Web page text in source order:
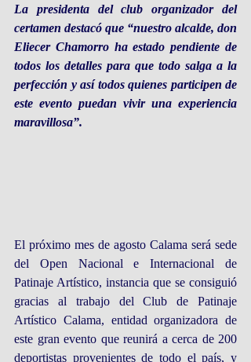
La presidenta del club organizador del
certamen destacó que “nuestro alcalde, don
Eliecer Chamorro ha estado pendiente de
todos los detalles para que todo salga a la
perfección y así todos quienes participen de
este evento puedan vivir una experiencia
maravillosa”.
El próximo mes de agosto Calama será sede
del Open Nacional e Internacional de
Patinaje Artístico, instancia que se consiguió
gracias al trabajo del Club de Patinaje
Artístico Calama, entidad organizadora de
este gran evento que reunirá a cerca de 200
deportistas provenientes de todo el país, y